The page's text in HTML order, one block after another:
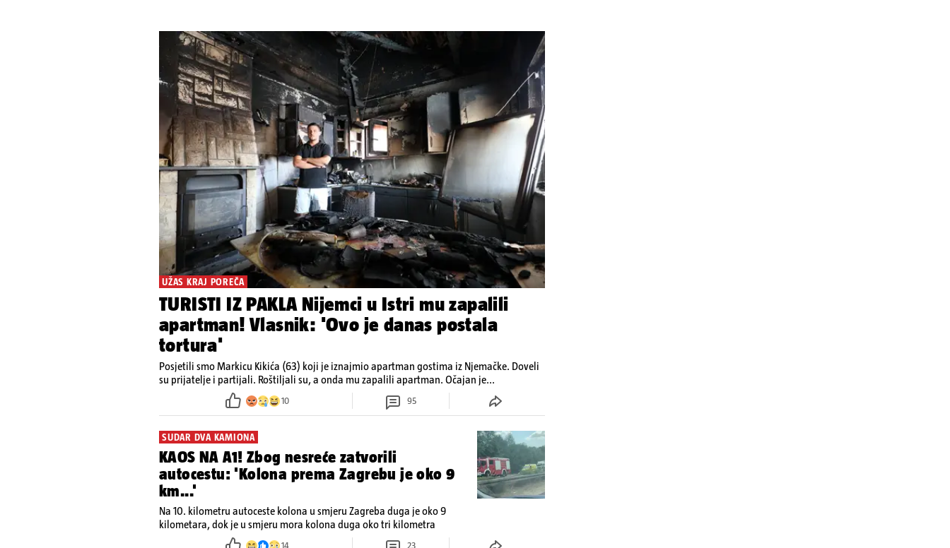
UŽAS KRAJ POREČA
TURISTI IZ PAKLA Nijemci u Istri mu zapalili
apartman! Vlasnik: 'Ovo je danas postala
tortura'
Posjetili smo Markicu Kikića (63) koji je iznajmio apartman gostima iz Njemačke. Doveli
su prijatelje i partijali. Roštiljali su, a onda mu zapalili apartman. Očajan je...
10 95
SUDAR DVA KAMIONA
KAOS NA A1! Zbog nesreće zatvorili
autocestu: 'Kolona prema Zagrebu je oko 9
km...'
Na 10. kilometru autoceste kolona u smjeru Zagreba duga je oko 9
kilometara, dok je u smjeru mora kolona duga oko tri kilometra
14 23